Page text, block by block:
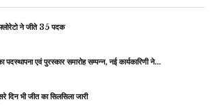
ने जीते 35 पदक
एवं पुरस्कार समारोह सम्पन्न, नई कार्यकारिणी ने…
दिन भी जीत का सिलसिला जारी